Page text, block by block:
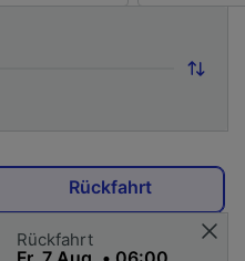
Rückfahrt
Rückfahrt